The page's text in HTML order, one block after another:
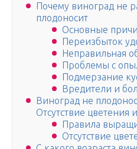
Почему виноград не
плодоносит
Основные
Переизбыток
Неправильная
Проблемы с
Подмерзание
Вредители и
Виноград не
Отсутствие цветения
Правила
Отсутствие